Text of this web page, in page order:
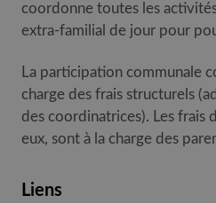
coordonne toutes les
extra-familial de jour pour
La participation communale
charge des frais structurels
des coordinatrices). Les frais
eux, sont à la charge des
Liens